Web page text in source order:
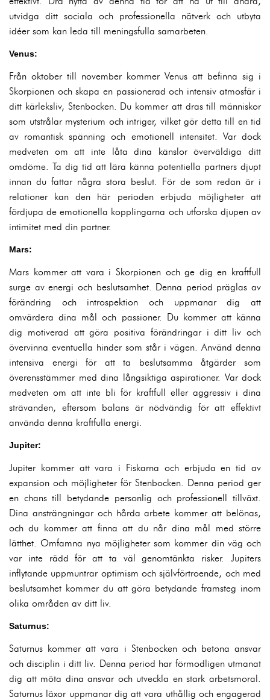
utvidga ditt sociala och professionella nätverk och utbyta
idéer som kan leda till meningsfulla samarbeten.
Venus:
Från oktober till november kommer Venus att befinna sig i
Skorpionen och skapa en passionerad och intensiv atmosfär i
ditt kärleksliv, Stenbocken. Du kommer att dras till människor
som utstrålar mysterium och intriger, vilket gör detta till en tid
av romantisk spänning och emotionell intensitet. Var dock
medveten om att inte låta dina känslor överväldiga ditt
omdöme. Ta dig tid att lära känna potentiella partners djupt
innan du fattar några stora beslut. För de som redan är i
relationer kan den här perioden erbjuda möjligheter att
fördjupa de emotionella kopplingarna och utforska djupen av
intimitet med din partner.
Mars:
Mars kommer att vara i Skorpionen och ge dig en kraftfull
surge av energi och beslutsamhet. Denna period präglas av
förändring och introspektion och uppmanar dig att
omvärdera dina mål och passioner. Du kommer att känna
dig motiverad att göra positiva förändringar i ditt liv och
övervinna eventuella hinder som står i vägen. Använd denna
intensiva energi för att ta beslutsamma åtgärder som
överensstämmer med dina långsiktiga aspirationer. Var dock
medveten om att inte bli för kraftfull eller aggressiv i dina
strävanden, eftersom balans är nödvändig för att effektivt
använda denna kraftfulla energi.
Jupiter:
Jupiter kommer att vara i Fiskarna och erbjuda en tid av
expansion och möjligheter för Stenbocken. Denna period ger
en chans till betydande personlig och professionell tillväxt.
Dina ansträngningar och hårda arbete kommer att belönas,
och du kommer att finna att du når dina mål med större
lätthet. Omfamna nya möjligheter som kommer din väg och
var inte rädd för att ta väl genomtänkta risker. Jupiters
inflytande uppmuntrar optimism och självförtroende, och med
beslutsamhet kommer du att göra betydande framsteg inom
olika områden av ditt liv.
Saturnus:
Saturnus kommer att vara i Stenbocken och betona ansvar
och disciplin i ditt liv. Denna period har förmodligen utmanat
dig att möta dina ansvar och utveckla en stark arbetsmoral.
Saturnus läxor uppmanar dig att vara uthållig och engagerad